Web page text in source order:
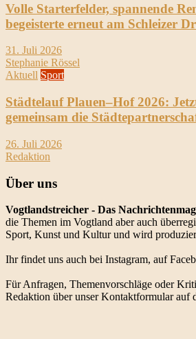
Volle Starterfelder, spannende
begeisterte erneut am Schleizer
31. Juli 2026
Stephanie Rössel
Aktuell Sport
Städtelauf Plauen–Hof 2026:
gemeinsam die
26. Juli 2026
Redaktion
Über uns
Vogtlandstreicher - Das
die Themen im Vogtland aber auch
Sport, Kunst und Kultur und wird
Ihr findet uns auch bei Instagram, auf
Für Anfragen, Themenvorschläge oder
Redaktion über unser Kontaktformular auf